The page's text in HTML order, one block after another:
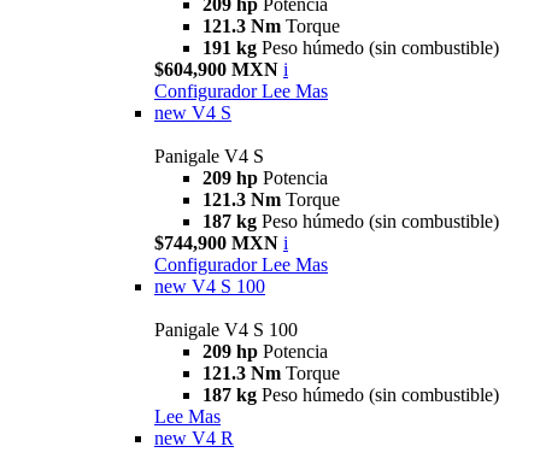
209 hp Potencia
121.3 Nm Torque
191 kg Peso húmedo (sin combustible)
$604,900 MXN i
Configurador Lee Mas
new V4 S
Panigale V4 S
209 hp Potencia
121.3 Nm Torque
187 kg Peso húmedo (sin combustible)
$744,900 MXN i
Configurador Lee Mas
new V4 S 100
Panigale V4 S 100
209 hp Potencia
121.3 Nm Torque
187 kg Peso húmedo (sin combustible)
Lee Mas
new V4 R